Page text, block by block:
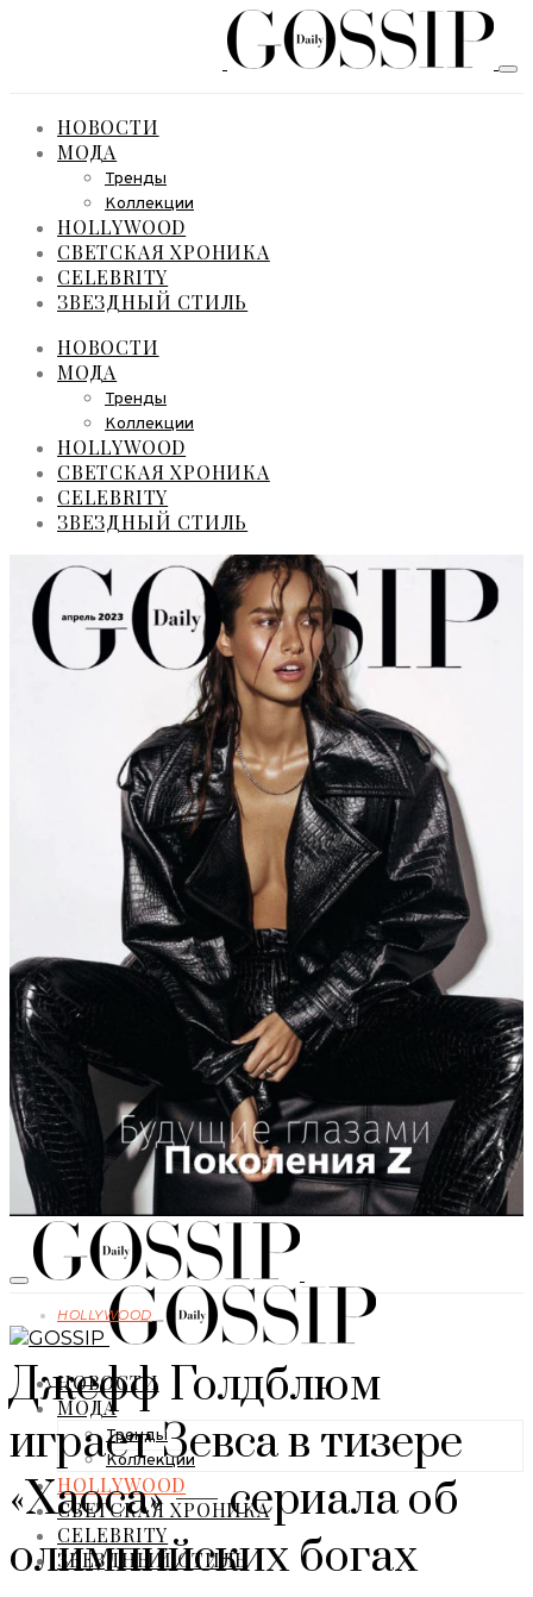
НОВОСТИ
МОДА
Тренды
Коллекции
HOLLYWOOD
СВЕТСКАЯ ХРОНИКА
CELEBRITY
ЗВЕЗДНЫЙ СТИЛЬ
НОВОСТИ
МОДА
Тренды
Коллекции
HOLLYWOOD
СВЕТСКАЯ ХРОНИКА
CELEBRITY
ЗВЕЗДНЫЙ СТИЛЬ
НОВОСТИ
МОДА
Тренды
Коллекции
HOLLYWOOD
СВЕТСКАЯ ХРОНИКА
CELEBRITY
ЗВЕЗДНЫЙ СТИЛЬ
HOLLYWOOD
Джефф Голдблюм
играет Зевса в тизере
«Хаоса» — сериала об
олимпийских богах